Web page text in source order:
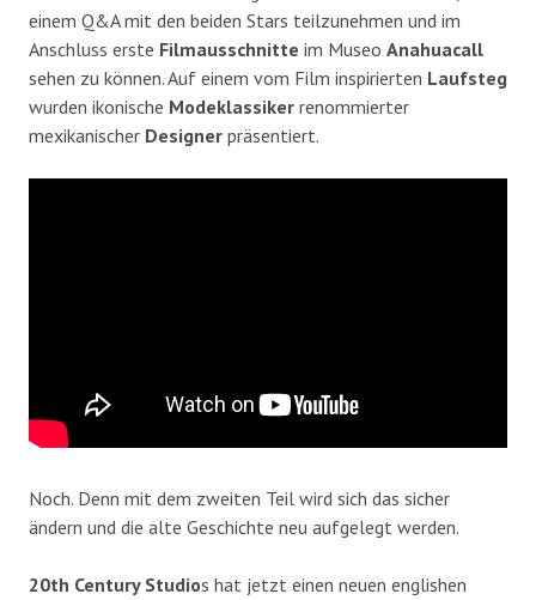
einem Q&A mit den beiden Stars teilzunehmen und im
Anschluss erste Filmausschnitte im Museo Anahuacall
sehen zu können. Auf einem vom Film inspirierten Laufsteg
wurden ikonische Modeklassiker renommierter
mexikanischer Designer präsentiert.
Noch. Denn mit dem zweiten Teil wird sich das sicher
ändern und die alte Geschichte neu aufgelegt werden.
20th Century Studios hat jetzt einen neuen englishen